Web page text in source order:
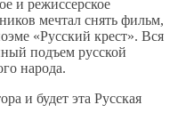
и режиссерское
мечтал снять фильм,
«Русский крест». Вся
подъем русской
народа.
и будет эта Русская